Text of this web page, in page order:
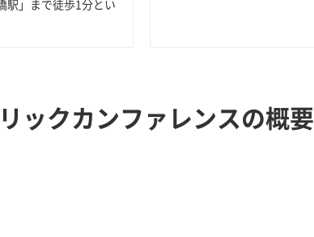
駅」まで徒歩1分とい
ックカンファレンスの概要